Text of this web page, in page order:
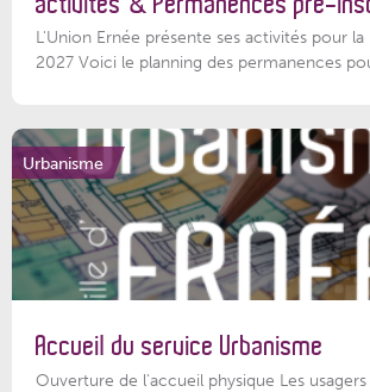
L'Union Ernée présente ses activités pour
2027 Voici le planning des permanences
Urbanisme
Accueil du service Urbanisme
Ouverture de l'accueil physique Les